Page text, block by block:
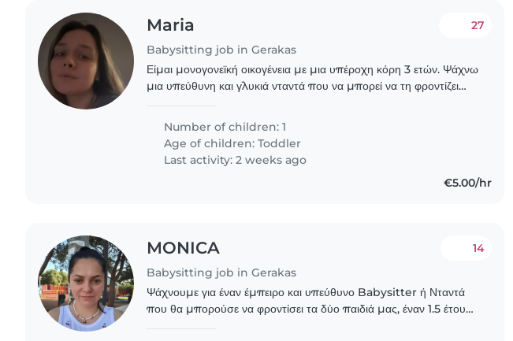
Maria
Babysitting job in Gerakas
27
Είμαι μονογονεϊκή οικογένεια με μια υπέροχη κόρη 3 ετών. Ψάχνω
μια υπεύθυνη και γλυκιά νταντά που να μπορεί να τη φροντίζει
Number of children: 1
Age of children:Toddler
Last activity: 2 weeks ago
€5.00/hr
MONICA
Babysitting job in Gerakas
14
Ψάχνουμε για έναν έμπειρο και υπεύθυνο Babysitter ή Νταντά
που θα μπορούσε να φροντίσει τα δύο παιδιά μας, έναν 1.5 έτους